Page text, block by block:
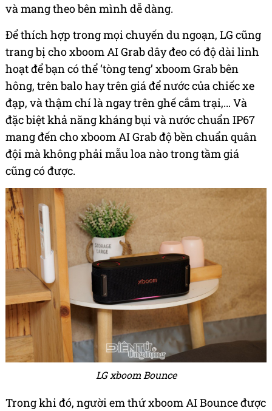
và mang theo bên mình dễ dàng.
Để thích hợp trong mọi chuyến du ngoạn, LG cũng
trang bị cho xboom AI Grab dây đeo có độ dài linh
hoạt để bạn có thể ‘tòng teng’ xboom Grab bên
hông, trên balo hay trên giá để nước của chiếc xe
đạp, và thậm chí là ngay trên ghế cắm trại,... Và
đặc biệt khả năng kháng bụi và nước chuẩn IP67
mang đến cho xboom AI Grab độ bền chuẩn quân
đội mà không phải mẫu loa nào trong tầm giá
cũng có được.
LG xboom Bounce
Trong khi đó, người em thứ xboom AI Bounce được